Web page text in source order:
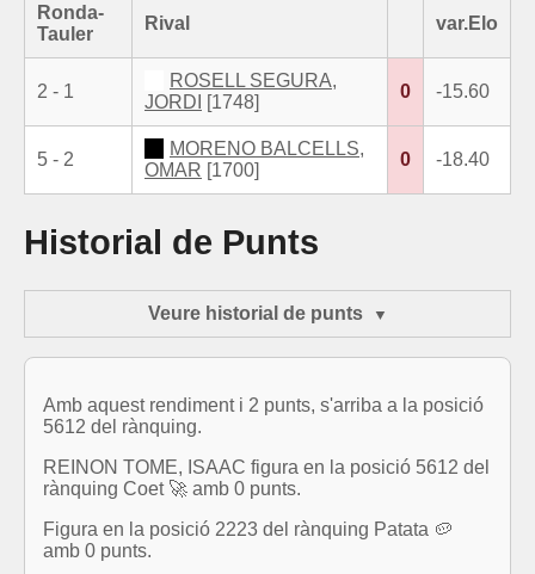
Ronda-
Tauler
Rival var.Elo
2 - 1
ROSELL SEGURA,
JORDI
[1748]
0 -15.60
5 - 2
MORENO BALCELLS,
OMAR [1700]
0 -18.40
Historial de Punts
Veure historial de punts
Amb aquest rendiment i 2 punts, s'arriba a la posició
5612 del rànquing.
REINON TOME, ISAAC figura en la posició 5612 del
rànquing Coet 🚀 amb 0 punts.
Figura en la posició 2223 del rànquing Patata 🥔
amb 0 punts.